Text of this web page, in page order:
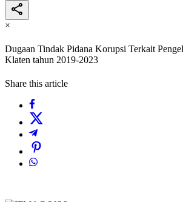
×
Dugaan Tindak Pidana Korupsi Terkait
Klaten tahun 2019-2023
Share this article